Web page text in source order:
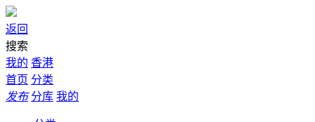
返回
搜索
我的 香港
首页 分类
发布 分库 我的